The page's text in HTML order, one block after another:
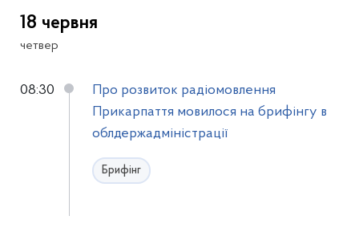
18 червня
четвер
08:30
Про розвиток радіомовлення
Прикарпаття мовилося на брифінгу в
облдержадміністрації
Брифінг